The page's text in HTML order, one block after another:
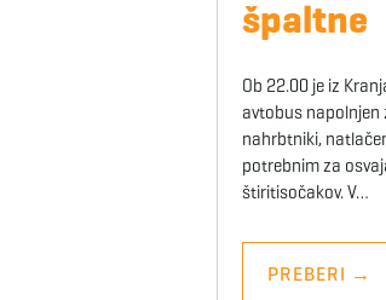
špaltne
Ob 22.00 je iz
avtobus napolnjen
nahrbtniki,
potrebnim za
štiritisočakov. V…
PREBERI →